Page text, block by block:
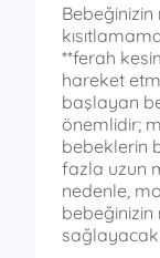
**ferah
hareket
başlayan
önemlidir;
bebeklerin
fazla uzun
nedenle,
sağlayacak